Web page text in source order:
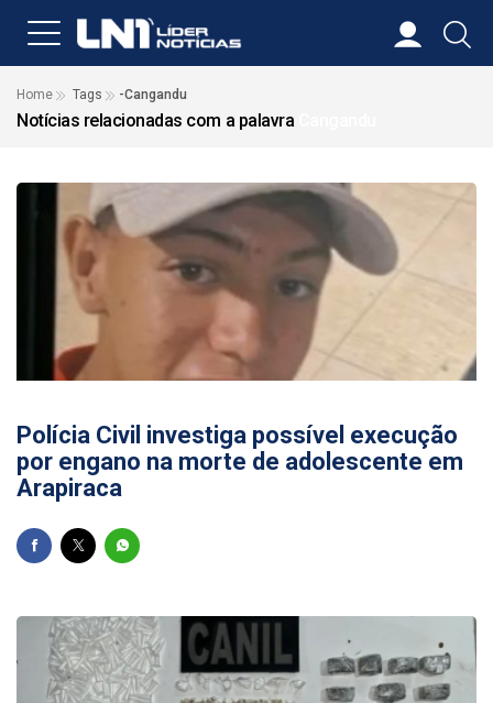
Home Tags -Cangandu
Notícias relacionadas com a palavra
Polícia Civil investiga possível execução
por engano na morte de adolescente em
Arapiraca